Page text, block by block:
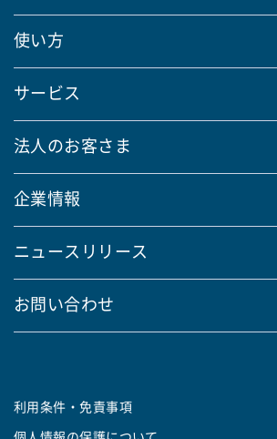
使い方
サービス
法人のお客さま
企業情報
ニュースリリース
お問い合わせ
利用条件・免責事項